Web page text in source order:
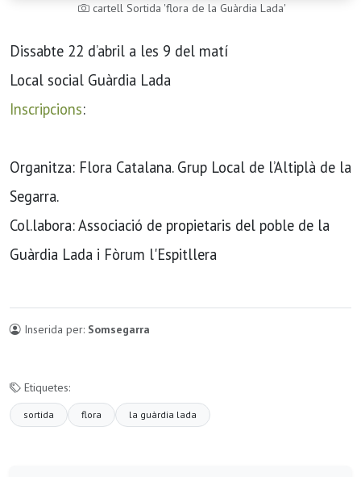
cartell Sortida 'flora de la Guàrdia Lada'
Dissabte 22 d’abril a les 9 del matí
Local social Guàrdia Lada
Inscripcions:
Organitza: Flora Catalana. Grup Local de l’Altiplà de la
Segarra.
Col.labora: Associació de propietaris del poble de la
Guàrdia Lada i Fòrum l'Espitllera
Inserida per: Somsegarra
Etiquetes:
sortida flora la guàrdia lada